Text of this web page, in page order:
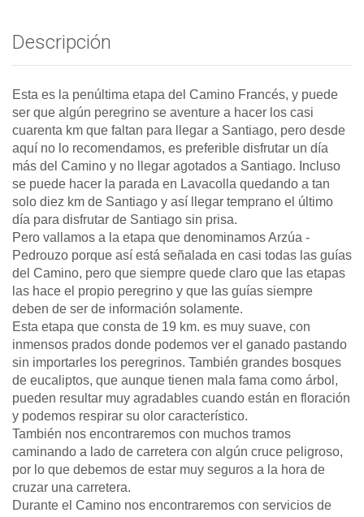
Descripción
Esta es la penúltima etapa del Camino Francés, y puede
ser que algún peregrino se aventure a hacer los casi
cuarenta km que faltan para llegar a Santiago, pero desde
aquí no lo recomendamos, es preferible disfrutar un día
más del Camino y no llegar agotados a Santiago. Incluso
se puede hacer la parada en Lavacolla quedando a tan
solo diez km de Santiago y así llegar temprano el último
día para disfrutar de Santiago sin prisa.
Pero vallamos a la etapa que denominamos Arzúa -
Pedrouzo porque así está señalada en casi todas las guías
del Camino, pero que siempre quede claro que las etapas
las hace el propio peregrino y que las guías siempre
deben de ser de información solamente.
Esta etapa que consta de 19 km. es muy suave, con
inmensos prados donde podemos ver el ganado pastando
sin importarles los peregrinos. También grandes bosques
de eucaliptos, que aunque tienen mala fama como árbol,
pueden resultar muy agradables cuando están en floración
y podemos respirar su olor característico.
También nos encontraremos con muchos tramos
caminando a lado de carretera con algún cruce peligroso,
por lo que debemos de estar muy seguros a la hora de
cruzar una carretera.
Durante el Camino nos encontraremos con servicios de